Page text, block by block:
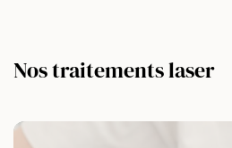
Nos traitements laser